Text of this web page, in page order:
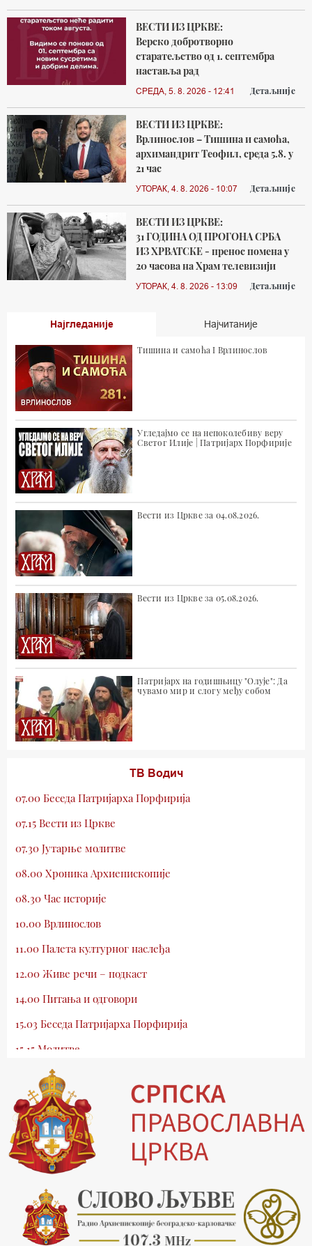
ВЕСТИ ИЗ ЦРКВЕ:
Верско добротворно
старатељство од 1. септембра
наставља рад
СРЕДА, 5. 8. 2026 - 12:41 Детаљније
ВЕСТИ ИЗ ЦРКВЕ:
Врлинослов – Тишина и самоћа,
архимандрит Теофил, среда 5.8. у
21 час
УТОРАК, 4. 8. 2026 - 10:07 Детаљније
ВЕСТИ ИЗ ЦРКВЕ:
31 ГОДИНА ОД ПРОГОНА СРБА
ИЗ ХРВАТСКЕ - пренос помена у
20 часова на Храм телевизији
УТОРАК, 4. 8. 2026 - 13:09 Детаљније
Најгледаније Најчитаније
Тишина и самоћа I Врлинослов
Угледајмо се на непоколебиву веру
Светог Илије | Патријарх Порфирије
Вести из Цркве за 04.08.2026.
Вести из Цркве за 05.08.2026.
Патријарх на годишњицу "Олује": Да
чувамо мир и слогу међу собом
ТВ Водич
07.00 Беседа Патријарха Порфирија
07.15 Вести из Цркве
07.30 Јутарње молитве
08.00 Хроника Архиепископије
08.30 Час историје
10.00 Врлинослов
11.00 Палета културног наслеђа
12.00 Живе речи – подкаст
14.00 Питања и одговори
15.03 Беседа Патријарха Порфирија
15.15 Молитве
15.30 Млади у Цркви
16.03 Српски јерарси
16.30 Хроника Архиепископије
17.03 Фолклор магазин
17.30 Тврђаве Дунава
18.03 Кроз историју Београда
18.30 Врлинослов